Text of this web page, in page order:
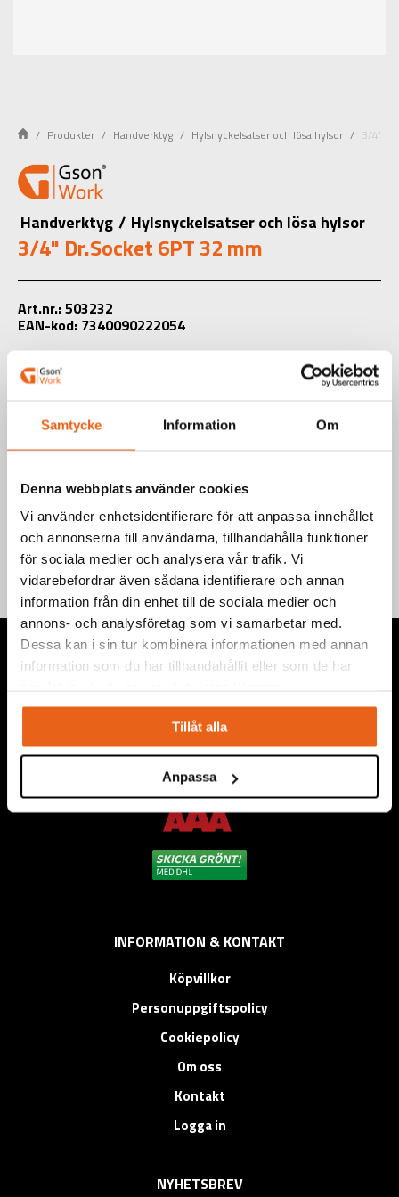
Samtycke Information Om
Denna webbplats använder cookies
Vi använder enhetsidentifierare för att anpassa innehållet
och annonserna till användarna, tillhandahålla funktioner
för sociala medier och analysera vår trafik. Vi
vidarebefordrar även sådana identifierare och annan
information från din enhet till de sociala medier och
annons- och analysföretag som vi samarbetar med.
Dessa kan i sin tur kombinera informationen med annan
information som du har tillhandahållit eller som de har
Tillåt alla
Anpassa
Produkter Handverktyg Hylsnyckelsatser och lösa hylsor 3/4"
Handverktyg / Hylsnyckelsatser och lösa hylsor
3/4" Dr.Socket 6PT 32 mm
Art.nr.: 503232
EAN-kod: 7340090222054
Välj product
Teknisk information
Vi levererar högkvalitativa ”produkter för proffs”, under
eget varumärke, med fokus på problemlösning inom service,
montage, bygg, anläggning, underhåll, reparation och
installation.
INFORMATION & KONTAKT
Köpvillkor
Personuppgiftspolicy
Cookiepolicy
Om oss
Kontakt
Logga in
NYHETSBREV